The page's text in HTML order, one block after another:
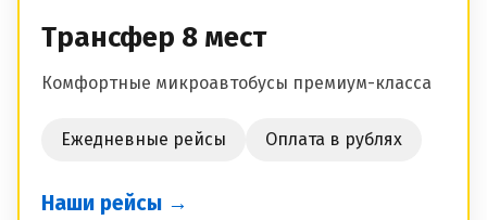
Трансфер 8 мест
Комфортные микроавтобусы премиум-класса
Ежедневные рейсы Оплата в рублях
Наши рейсы →